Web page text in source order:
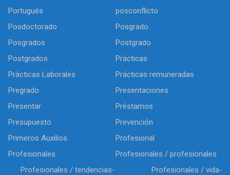
Portugués
posconflicto
Posdoctorado
Posgrado
Posgrados
Postgrado
Postgrados
Prácticas
Prácticas Laborales
Prácticas remuneradas
Pregrado
Presentaciones
Presentar
Préstamos
Presupuesto
Prevención
Primeros Auxilios
Profesional
Profesionales
Profesionales / profesionales
Profesionales / tendencias-
Profesionales / vida-